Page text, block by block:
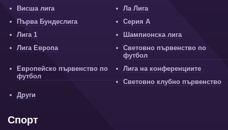
Висша лига
Ла Лига
Първа Бундеслига
Серия А
Лига 1
Шампионска лига
Лига Европа
Световно първенство по
футбол
Европейско първенство по
футбол
Лига на конференциите
Световно клубно първенство
Други
Спорт